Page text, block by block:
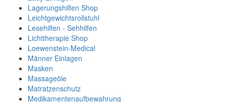
Lagerungshilfen Shop
Leichtgewichtsrollstuhl
Lesehilfen - Sehhilfen
Lichttherapie Shop
Loewenstein-Medical
Männer Einlagen
Masken
Massageöle
Matratzenschutz
Medikamentenaufbewahrung